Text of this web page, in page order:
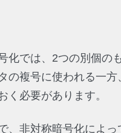
化では、2つの別個の
の複号に使われる一
く必要があります。
、非対称暗号化によ